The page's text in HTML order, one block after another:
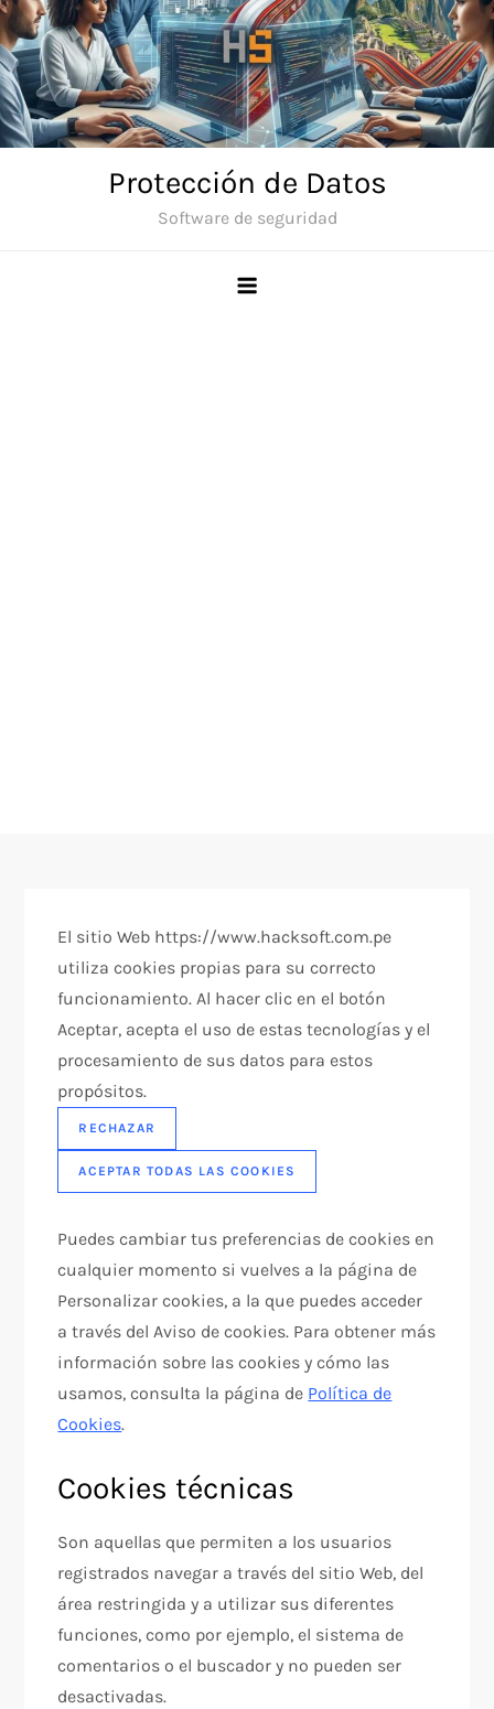
Skip
to
content
Protección de Datos
Software de seguridad
El sitio Web https://www.hacksoft.com.pe
utiliza cookies propias para su correcto
funcionamiento. Al hacer clic en el botón
Aceptar, acepta el uso de estas tecnologías y el
procesamiento de sus datos para estos
propósitos.
RECHAZAR
ACEPTAR TODAS LAS COOKIES
Puedes cambiar tus preferencias de cookies en
cualquier momento si vuelves a la página de
Personalizar cookies, a la que puedes acceder
a través del Aviso de cookies. Para obtener más
información sobre las cookies y cómo las
usamos, consulta la página de Política de
Cookies.
Cookies técnicas
Son aquellas que permiten a los usuarios
registrados navegar a través del sitio Web, del
área restringida y a utilizar sus diferentes
funciones, como por ejemplo, el sistema de
comentarios o el buscador y no pueden ser
desactivadas.